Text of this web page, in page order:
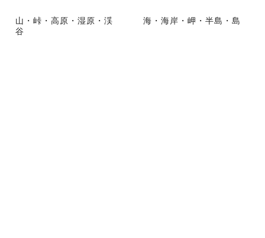
山・峠・高原・湿原・渓
谷
海・海岸・岬・半島・島